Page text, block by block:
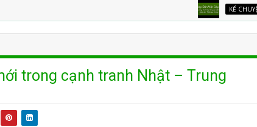
KỂ CHUYỆN VIỆT SỬ
trong cạnh tranh Nhật – Trung